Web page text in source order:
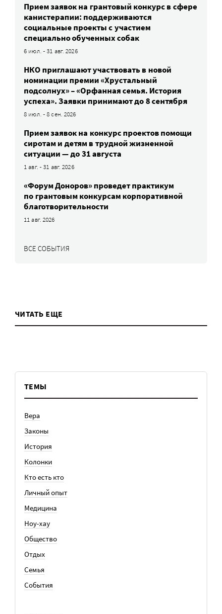
Прием заявок на грантовый конкурс в сфере
канистерапии: поддерживаются
социальные проекты с участием
специально обученных собак
6 июл. - 31 авг. 2026
НКО приглашают участвовать в новой
номинации премии «Хрустальный
подсолнух» – «Орфанная семья. История
успеха». Заявки принимают до 8 сентября
8 июл. - 8 сен. 2026
Прием заявок на конкурс проектов помощи
сиротам и детям в трудной жизненной
ситуации — до 31 августа
1 авг. - 31 авг. 2026
«Форум Доноров» проведет практикум
по грантовым конкурсам корпоративной
благотворительности
11 авг. 2026
ВСЕ СОБЫТИЯ
ЧИТАТЬ ЕЩЕ
ТЕМЫ
Вера
Законы
История
Колонки
Кто есть кто
Личный опыт
Медицина
Ноу-хау
Общество
Отдых
Семья
События